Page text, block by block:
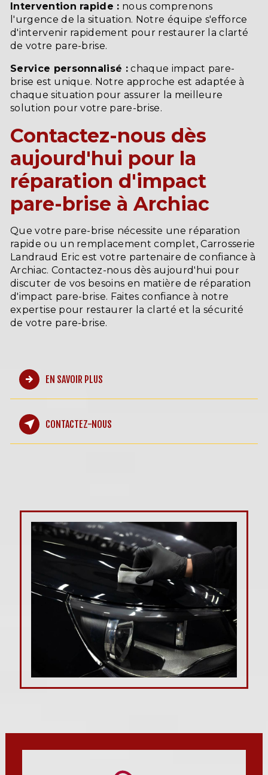
Intervention rapide : nous comprenons
l'urgence de la situation. Notre équipe s'efforce
d'intervenir rapidement pour restaurer la clarté
de votre pare-brise.
Service personnalisé : chaque impact pare-
brise est unique. Notre approche est adaptée à
chaque situation pour assurer la meilleure
solution pour votre pare-brise.
Contactez-nous dès
aujourd'hui pour la
réparation d'impact
pare-brise à Archiac
Que votre pare-brise nécessite une réparation
rapide ou un remplacement complet, Carrosserie
Landraud Eric est votre partenaire de confiance à
Archiac. Contactez-nous dès aujourd'hui pour
discuter de vos besoins en matière de réparation
d'impact pare-brise. Faites confiance à notre
expertise pour restaurer la clarté et la sécurité
de votre pare-brise.
EN SAVOIR PLUS
CONTACTEZ-NOUS